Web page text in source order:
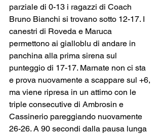
parziale di 0-13 i ragazzi di Coach
Bruno Bianchi si trovano sotto 12-17. I
canestri di Roveda e Maruca
permettono ai gialloblu di andare in
panchina alla prima sirena sul
punteggio di 17-17. Marnate non ci sta
e prova nuovamente a scappare sul +6,
ma viene ripresa in un attimo con le
triple consecutive di Ambrosin e
Cassinerio pareggiando nuovamente
26-26. A 90 secondi dalla pausa lunga